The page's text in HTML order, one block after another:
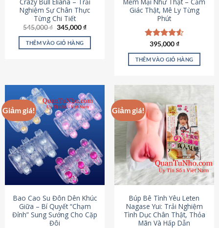
Crazy Bull Eliana – Trải
Nghiệm Sự Chân Thực
Từng Chi Tiết
545,000₫ Giá
là:
545,000 ₫.
345,000₫Giá
tại
THÊM VÀO GIỎ HÀNG
Mềm Mại Như Thật – Cảm
Giác Thật, Mê Ly Từng
Phút
Được xếp
hạng4.53
5 sao
395,000₫
THÊM VÀO GIỎ HÀNG
Giảm giá!
Bao Cao Su Đôn Dên Khúc
Giữa – Bí Quyết “Chạm
Đỉnh” Sung Sướng Cho Cặp
Đôi
Giảm giá!
Búp Bê Tình Yêu Leten
Nagase Yui: Trải Nghiệm
Tình Dục Chân Thật, Thỏa
Mãn Và Hấp Dẫn